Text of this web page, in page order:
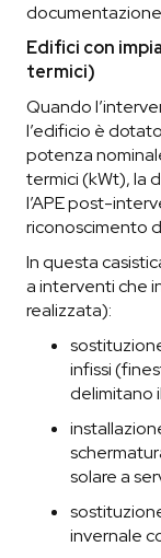
Edifici con
termici)
Quando
l’edificio è
potenza
termici (kWt), la
l’APE post-
riconoscimento
In questa
a interventi che
realizzata):
infissi
delimitano
solare a
invernale